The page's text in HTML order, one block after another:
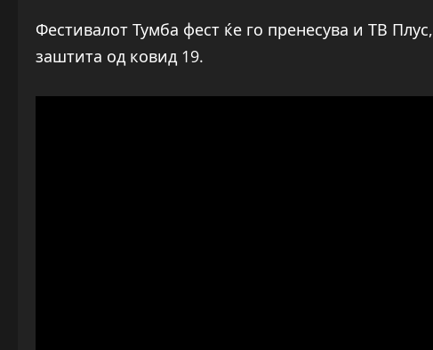
Фестивалот Тумба фест ќе го пренесува и ТВ
заштита од ковид 19.